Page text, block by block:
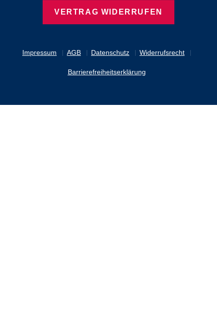
Impressum AGB Datenschutz Widerrufsrecht
Barrierefreiheitserklärung
VERTRAG WIDERRUFEN